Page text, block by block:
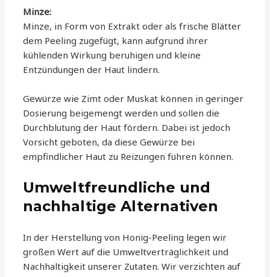
Minze:
Minze, in Form von Extrakt oder als frische Blätter
dem Peeling zugefügt, kann aufgrund ihrer
kühlenden Wirkung beruhigen und kleine
Entzündungen der Haut lindern.
Gewürze wie Zimt oder Muskat können in geringer
Dosierung beigemengt werden und sollen die
Durchblutung der Haut fördern. Dabei ist jedoch
Vorsicht geboten, da diese Gewürze bei
empfindlicher Haut zu Reizungen führen können.
Umweltfreundliche und
nachhaltige Alternativen
In der Herstellung von Honig-Peeling legen wir
großen Wert auf die Umweltverträglichkeit und
Nachhaltigkeit unserer Zutaten. Wir verzichten auf